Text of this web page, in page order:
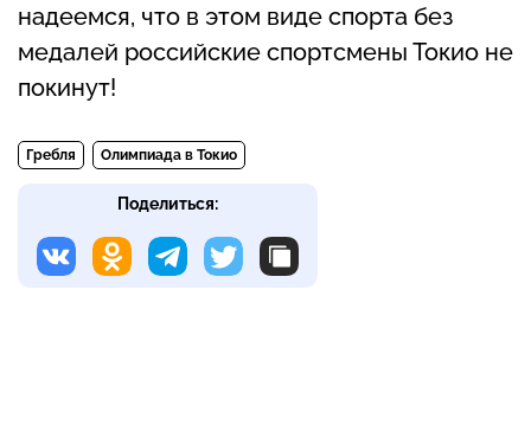
надеемся, что в этом виде спорта без
медалей российские спортсмены Токио не
покинут!
Гребля Олимпиада в Токио
Поделиться: